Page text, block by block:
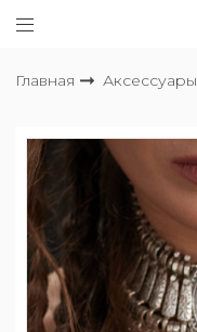
Главная Аксессуары